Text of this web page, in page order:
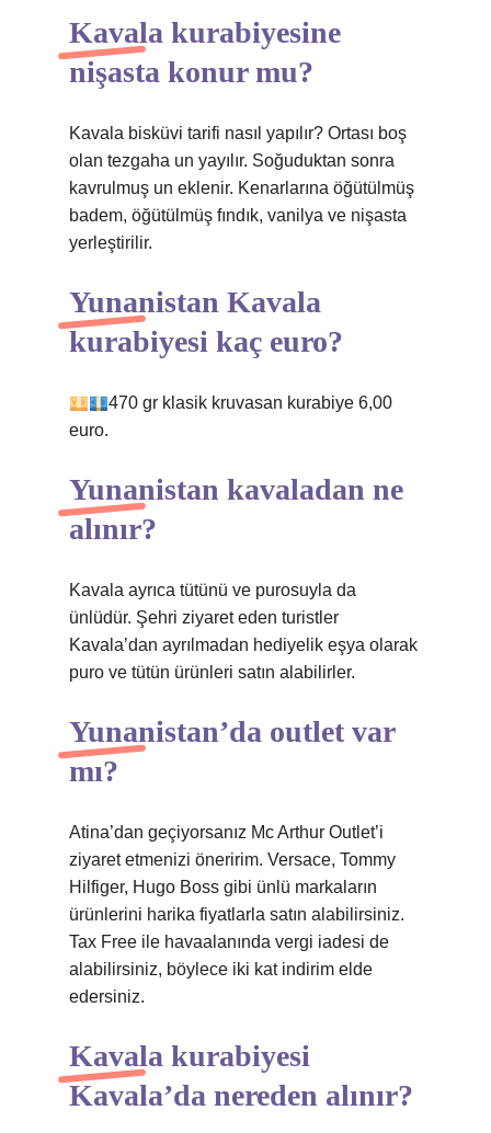
Kavala kurabiyesine
nişasta konur mu?
Kavala bisküvi tarifi nasıl yapılır? Ortası boş
olan tezgaha un yayılır. Soğuduktan sonra
kavrulmuş un eklenir. Kenarlarına öğütülmüş
badem, öğütülmüş fındık, vanilya ve nişasta
yerleştirilir.
Yunanistan Kavala
kurabiyesi kaç euro?
470 gr klasik kruvasan kurabiye 6,00
euro.
Yunanistan kavaladan ne
alınır?
Kavala ayrıca tütünü ve purosuyla da
ünlüdür. Şehri ziyaret eden turistler
Kavala’dan ayrılmadan hediyelik eşya olarak
puro ve tütün ürünleri satın alabilirler.
Yunanistan’da outlet var
mı?
Atina’dan geçiyorsanız Mc Arthur Outlet’i
ziyaret etmenizi öneririm. Versace, Tommy
Hilfiger, Hugo Boss gibi ünlü markaların
ürünlerini harika fiyatlarla satın alabilirsiniz.
Tax Free ile havaalanında vergi iadesi de
alabilirsiniz, böylece iki kat indirim elde
edersiniz.
Kavala kurabiyesi
Kavala’da nereden alınır?